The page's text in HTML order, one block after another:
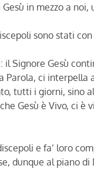
in mezzo a noi,
sono stati
Signore Gesù
Parola, ci interpella
tutti i giorni, sino
Gesù è Vivo, ci è
e fa’ loro
dunque al piano